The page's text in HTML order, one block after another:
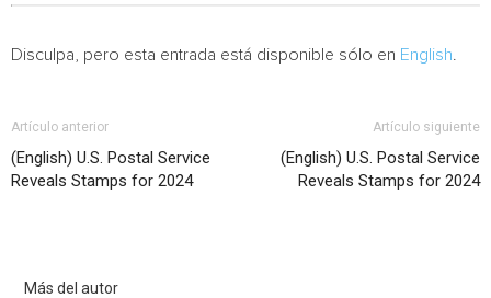
Disculpa, pero esta entrada está disponible sólo en English
Artículo anterior
(English) U.S. Postal Service
Reveals Stamps for 2024
Artículo siguiente
(English) U.S. Postal Service
Reveals Stamps for 2024
Más del autor